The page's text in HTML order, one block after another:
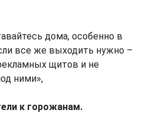
дома, особенно в
все же выходить нужно –
щитов и не
ними»,
к горожанам.